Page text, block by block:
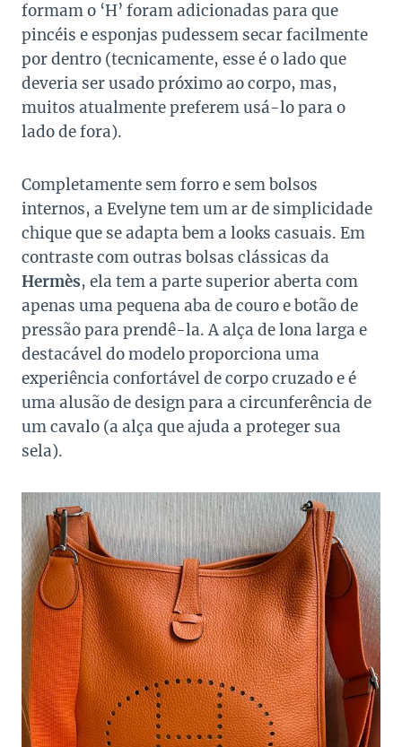
formam o ‘H’ foram adicionadas para que
pincéis e esponjas pudessem secar facilmente
por dentro (tecnicamente, esse é o lado que
deveria ser usado próximo ao corpo, mas,
muitos atualmente preferem usá-lo para o
lado de fora).
Completamente sem forro e sem bolsos
internos, a Evelyne tem um ar de simplicidade
chique que se adapta bem a looks casuais. Em
contraste com outras bolsas clássicas da
Hermès, ela tem a parte superior aberta com
apenas uma pequena aba de couro e botão de
pressão para prendê-la. A alça de lona larga e
destacável do modelo proporciona uma
experiência confortável de corpo cruzado e é
uma alusão de design para a circunferência de
um cavalo (a alça que ajuda a proteger sua
sela).